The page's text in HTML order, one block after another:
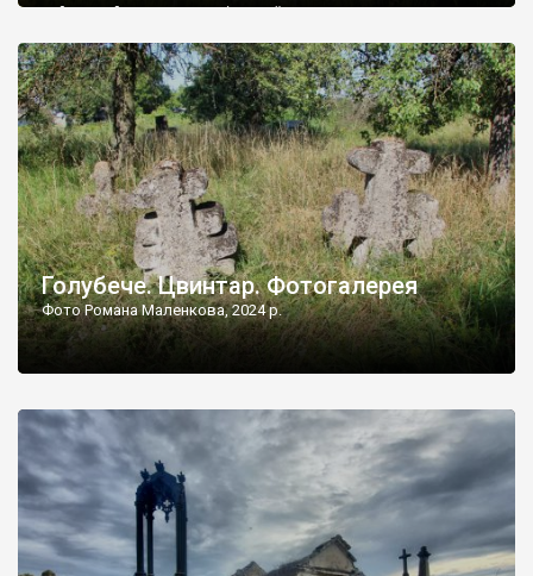
найкращий регулятор шкідливої, для старих кладовищ,
бруньками, кози ті бруньки обгризають, бо то улюблений
делікатес. На цвинтарі у Голубечому ціла колекція
різноманітних форм хрестів. Село відносно невелике, […]
Голубече. Цвинтар. Фотогалерея
Фото Романа Маленкова, 2024 р.